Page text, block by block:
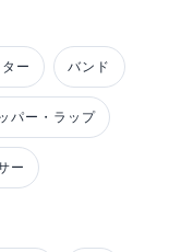
ー バンド
パー・ラップ
ー